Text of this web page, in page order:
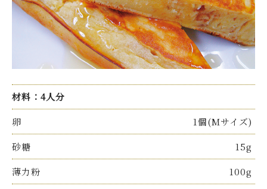
材料：4人分
1個(Mサイズ)
卵
15g
砂糖
100g
薄力粉